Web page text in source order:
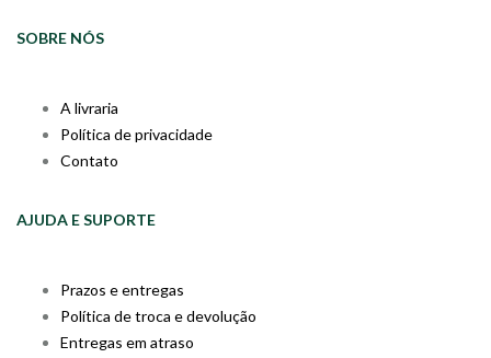
SOBRE NÓS
A livraria
Política de privacidade
Contato
AJUDA E SUPORTE
Prazos e entregas
Política de troca e devolução
Entregas em atraso